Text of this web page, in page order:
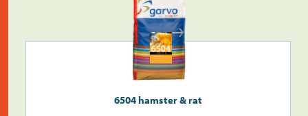
6504 hamster & rat